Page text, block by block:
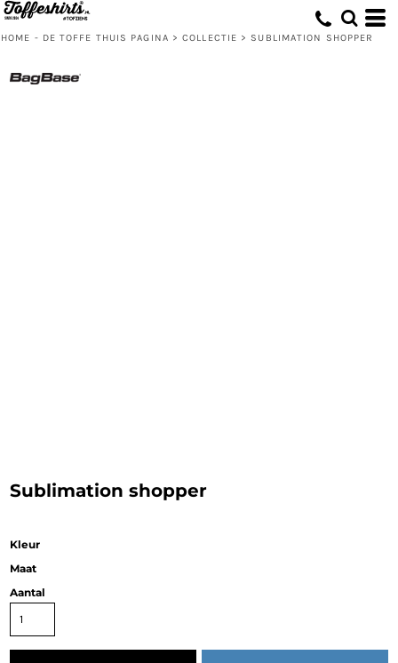
HOME - DE TOFFE THUIS PAGINA > COLLECTIE > SUBLIMATION SHOPPER
Sublimation shopper
Kleur
Maat
Aantal